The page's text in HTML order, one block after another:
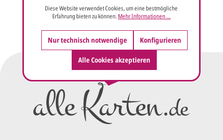
Diese Website verwendet Cookies, um eine bestmögliche
Erfahrung bieten zu können. Mehr Informationen ...
Nur technisch notwendige Konfigurieren
Alle Cookies akzeptieren